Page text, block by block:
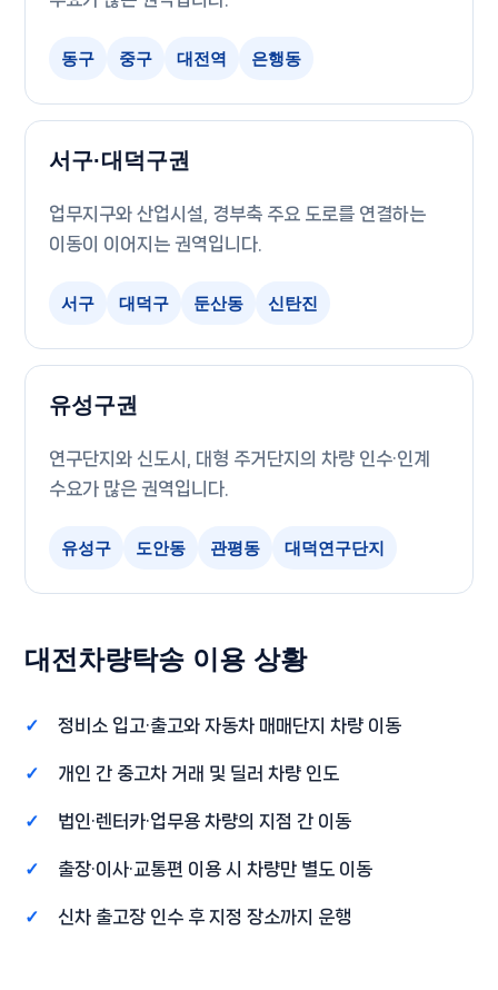
동구 중구 대전역 은행동
서구·대덕구권
업무지구와 산업시설, 경부축 주요 도로를 연결하는
이동이 이어지는 권역입니다.
서구 대덕구 둔산동 신탄진
유성구권
연구단지와 신도시, 대형 주거단지의 차량 인수·인계
수요가 많은 권역입니다.
유성구 도안동 관평동 대덕연구단지
대전차량탁송 이용 상황
정비소 입고·출고와 자동차 매매단지 차량 이동
개인 간 중고차 거래 및 딜러 차량 인도
법인·렌터카·업무용 차량의 지점 간 이동
출장·이사·교통편 이용 시 차량만 별도 이동
신차 출고장 인수 후 지정 장소까지 운행